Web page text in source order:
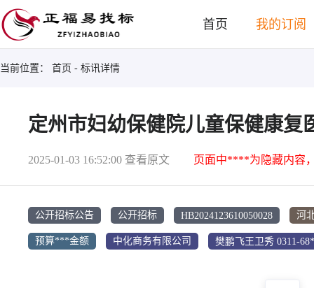
首页 我的订阅
当前位置： 首页 - 标讯详情
定州市妇幼保健院儿童保健康
2025-01-03 16:52:00 查看原文 页面中****为隐藏内容
公开招标公告 公开招标 HB2024123610050028 河
预算***金额 中化商务有限公司 樊鹏飞王卫秀 0311-